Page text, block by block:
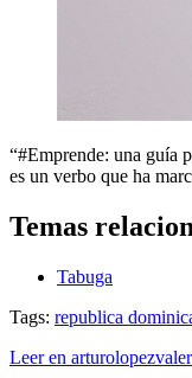
“#Emprende: una guía
es un verbo que ha
Temas
Tabuga
Tags: republica
Leer en